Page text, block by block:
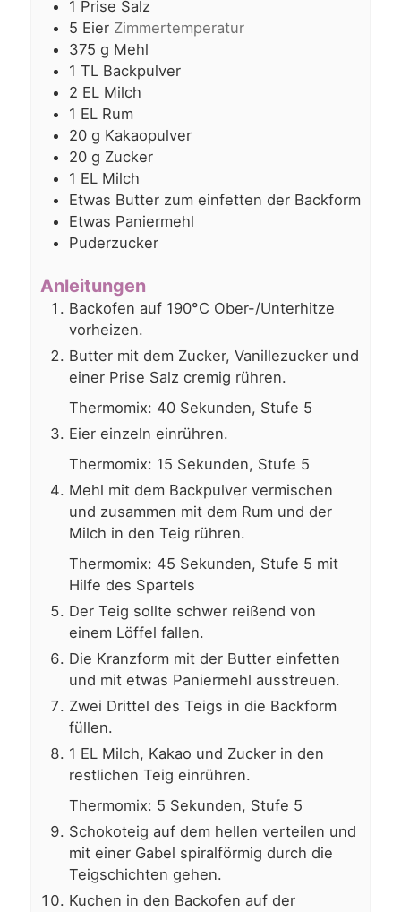
1 Prise Salz
5 Eier Zimmertemperatur
375 g Mehl
1 TL Backpulver
2 EL Milch
1 EL Rum
20 g Kakaopulver
20 g Zucker
1 EL Milch
Etwas Butter zum einfetten der Backform
Etwas Paniermehl
Puderzucker
Anleitungen
Backofen auf 190°C Ober-/Unterhitze
vorheizen.
Butter mit dem Zucker, Vanillezucker und
einer Prise Salz cremig rühren.
Thermomix: 40 Sekunden, Stufe 5
Eier einzeln einrühren.
Thermomix: 15 Sekunden, Stufe 5
Mehl mit dem Backpulver vermischen
und zusammen mit dem Rum und der
Milch in den Teig rühren.
Thermomix: 45 Sekunden, Stufe 5 mit
Hilfe des Spartels
Der Teig sollte schwer reißend von
einem Löffel fallen.
Die Kranzform mit der Butter einfetten
und mit etwas Paniermehl ausstreuen.
Zwei Drittel des Teigs in die Backform
füllen.
1 EL Milch, Kakao und Zucker in den
restlichen Teig einrühren.
Thermomix: 5 Sekunden, Stufe 5
Schokoteig auf dem hellen verteilen und
mit einer Gabel spiralförmig durch die
Teigschichten gehen.
Kuchen in den Backofen auf der